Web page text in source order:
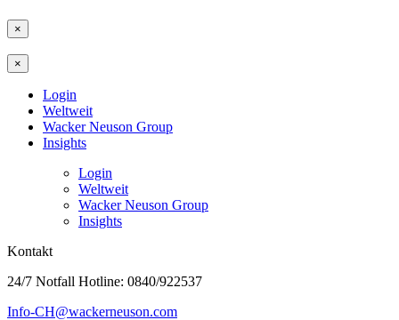
×
×
Login
Weltweit
Wacker Neuson Group
Insights
Login
Weltweit
Wacker Neuson Group
Insights
Kontakt
24/7 Notfall Hotline: 0840/922537
Info-CH@wackerneuson.com